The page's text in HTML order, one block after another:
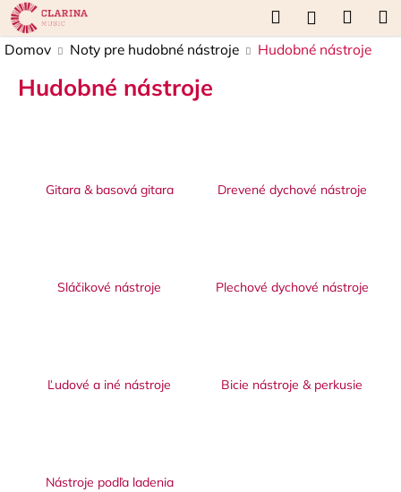
Prejsť
na
obsah
Hľadať
košík
Domov Noty pre hudobné nástroje Hudobné nástroje
Hudobné nástroje
Gitara & basová gitara Drevené dychové nástroje
Sláčikové nástroje Plechové dychové nástroje
Ľudové a iné nástroje Bicie nástroje & perkusie
Nástroje podľa ladenia
K
o
š
Späť
Späť
Č